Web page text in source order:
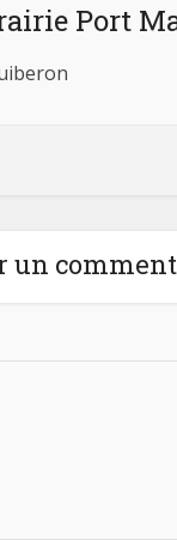
Port
un